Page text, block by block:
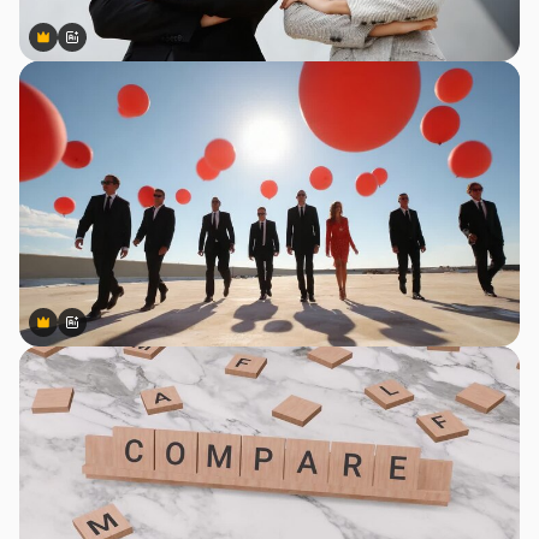
Premium
Premium
สร้างขึ้นโดย AI
Premium
Premium
สร้างขึ้นโดย AI